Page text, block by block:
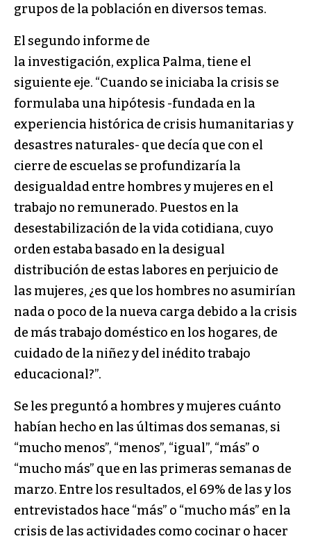
grupos de la población en diversos temas.
El segundo informe de
la investigación, explica Palma, tiene el
siguiente eje. “Cuando se iniciaba la crisis se
formulaba una hipótesis -fundada en la
experiencia histórica de crisis humanitarias y
desastres naturales- que decía que con el
cierre de escuelas se profundizaría la
desigualdad entre hombres y mujeres en el
trabajo no remunerado. Puestos en la
desestabilización de la vida cotidiana, cuyo
orden estaba basado en la desigual
distribución de estas labores en perjuicio de
las mujeres, ¿es que los hombres no asumirían
nada o poco de la nueva carga debido a la crisis
de más trabajo doméstico en los hogares, de
cuidado de la niñez y del inédito trabajo
educacional?”.
Se les preguntó a hombres y mujeres cuánto
habían hecho en las últimas dos semanas, si
“mucho menos”, “menos”, “igual”, “más” o
“mucho más” que en las primeras semanas de
marzo. Entre los resultados, el 69% de las y los
entrevistados hace “más” o “mucho más” en la
crisis de las actividades como cocinar o hacer